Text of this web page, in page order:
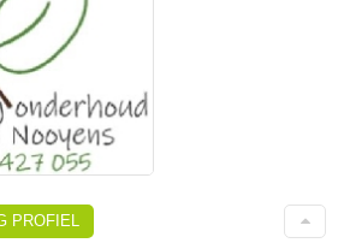
PROFIEL